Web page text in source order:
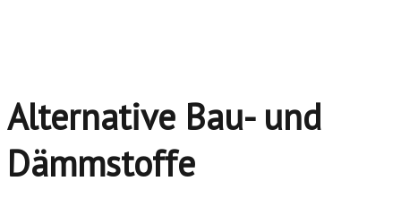
Alternative Bau- und
Dämmstoffe